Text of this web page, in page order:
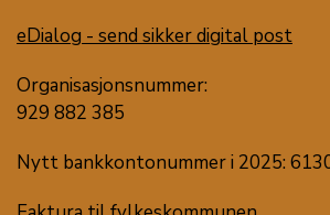
eDialog - send sikker digital post
Organisasjonsnummer:
929 882 385
Nytt bankkontonummer i 2025: